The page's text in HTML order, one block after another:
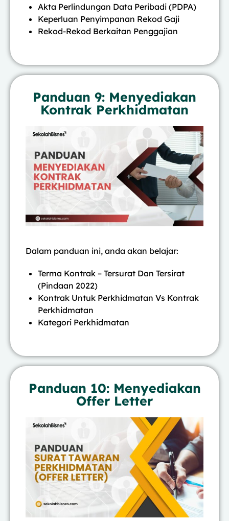
Akta Perlindungan Data Peribadi (PDPA)
Keperluan Penyimpanan Rekod Gaji
Rekod-Rekod Berkaitan Penggajian
Panduan 9: Menyediakan
Kontrak Perkhidmatan
Dalam panduan ini, anda akan belajar:
Terma Kontrak – Tersurat Dan Tersirat
(Pindaan 2022)
Kontrak Untuk Perkhidmatan Vs Kontrak
Perkhidmatan
Kategori Perkhidmatan
Panduan 10: Menyediakan
Offer Letter